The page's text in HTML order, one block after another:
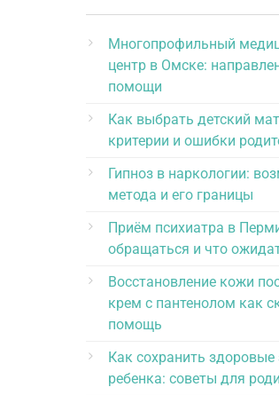
Многопрофильный
центр в Омске:
помощи
Как выбрать детский
критерии и ошибки
Гипноз в наркологии:
метода и его границы
Приём психиатра в
обращаться и что
Восстановление кожи
крем с пантенолом как
помощь
Как сохранить здоровые
ребенка: советы для